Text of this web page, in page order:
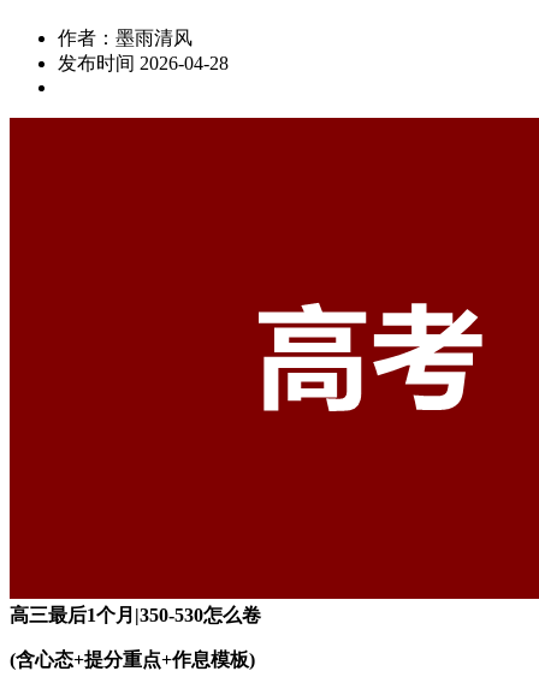
作者：墨雨清风
发布时间 2026-04-28
高三最后1个月|350-530怎么卷
(含心态+提分重点+作息模板)